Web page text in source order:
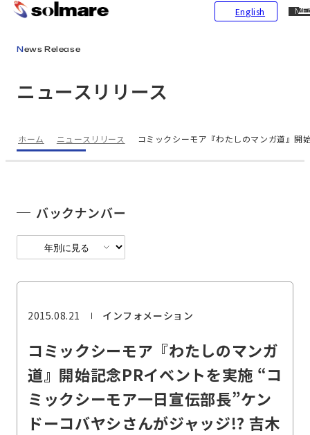
English
ニュースリリース
News Release
ホーム ニュースリリース コミックシーモア『わたしのマンガ道』開
2015.08.21 インフォメーション
コミックシーモア『わたしのマンガ
道』開始記念PRイベントを実施 “コ
ミックシーモア一日宣伝部長”ケン
ドーコバヤシさんがジャッジ!? 吉木
バックナンバー